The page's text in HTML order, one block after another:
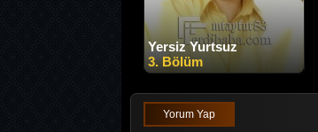
Yersiz Yurtsuz
3. Bölüm
Yorum Yap